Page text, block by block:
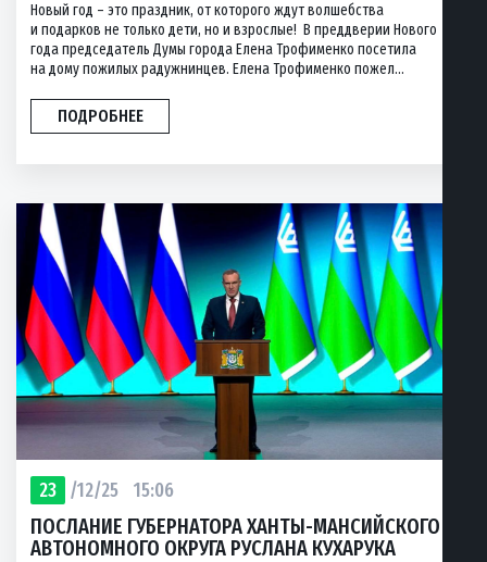
Новый год – это праздник, от которого ждут волшебства
и подарков не только дети, но и взрослые! В преддверии Нового
года председатель Думы города Елена Трофименко посетила
на дому пожилых радужнинцев. Елена Трофименко пожел...
ПОДРОБНЕЕ
23 /12/25 15:06
ПОСЛАНИЕ ГУБЕРНАТОРА ХАНТЫ-МАНСИЙСКОГО
АВТОНОМНОГО ОКРУГА РУСЛАНА КУХАРУКА